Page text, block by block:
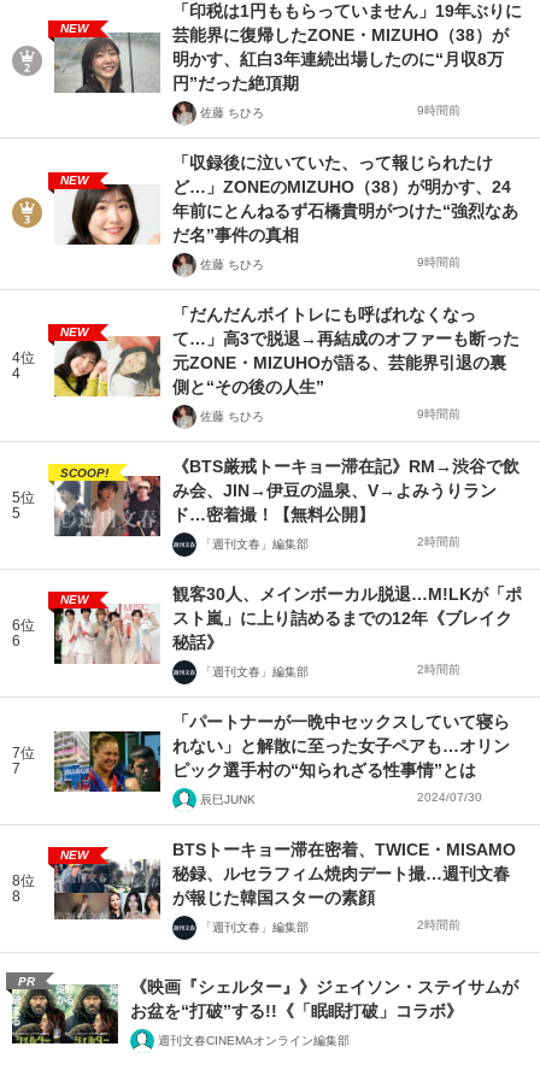
NEW
「印税は1円ももらっていません」19年ぶりに
芸能界に復帰したZONE・MIZUHO（38）が
明かす、紅白3年連続出場したのに“月収8万
円”だった絶頂期
佐藤 ちひろ 9時間前
NEW
「収録後に泣いていた、って報じられたけ
ど…」ZONEのMIZUHO（38）が明かす、24
年前にとんねるず石橋貴明がつけた“強烈なあ
だ名”事件の真相
佐藤 ちひろ 9時間前
4位
4
NEW
「だんだんボイトレにも呼ばれなくなっ
て…」高3で脱退→再結成のオファーも断った
元ZONE・MIZUHOが語る、芸能界引退の裏
側と“その後の人生”
佐藤 ちひろ 9時間前
5位
5
SCOOP!
《BTS厳戒トーキョー滞在記》RM→渋谷で飲
み会、JIN→伊豆の温泉、V→よみうりラン
ド…密着撮！【無料公開】
「週刊文春」編集部 2時間前
6位
6
NEW
観客30人、メインボーカル脱退…M!LKが「ポ
スト嵐」に上り詰めるまでの12年《ブレイク
秘話》
「週刊文春」編集部 2時間前
7位
7
「パートナーが一晩中セックスしていて寝ら
れない」と解散に至った女子ペアも…オリン
ピック選手村の“知られざる性事情”とは
辰巳JUNK 2024/07/30
8位
8
NEW
BTSトーキョー滞在密着、TWICE・MISAMO
秘録、ルセラフィム焼肉デート撮…週刊文春
が報じた韓国スターの素顔
「週刊文春」編集部 2時間前
PR
《映画『シェルター』》ジェイソン・ステイサムが
お盆を“打破”する!!《「眠眠打破」コラボ》
週刊文春CINEMAオンライン編集部